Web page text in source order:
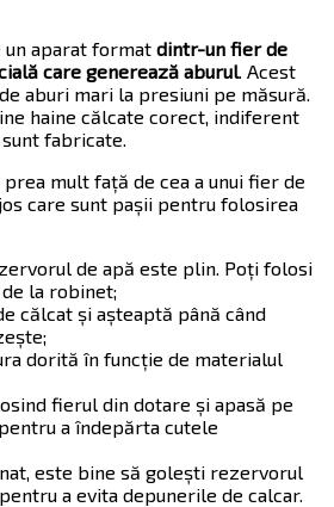
un aparat format dintr-un fier de
care generează aburul . Acest
aburi mari la presiuni pe măsură.
haine călcate corect, indiferent
fabricate.
mult față de cea a unui fier de
care sunt pașii pentru folosirea
de apă este plin. Poți folosi
la robinet;
călcat și așteaptă până când
dorită în funcție de materialul
fierul din dotare și apasă pe
a îndepărta cutele
este bine să golești rezervorul
a evita depunerile de calcar.